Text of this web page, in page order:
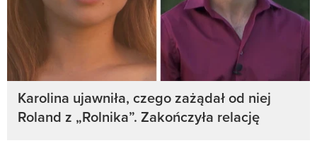
Karolina ujawniła, czego zażądał od niej
Roland z „Rolnika”. Zakończyła relację